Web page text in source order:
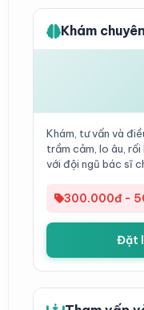
Khám
Khám, tư vấn và
trầm cảm, lo âu,
với đội ngũ bác sĩ
300.000đ -
Đặt